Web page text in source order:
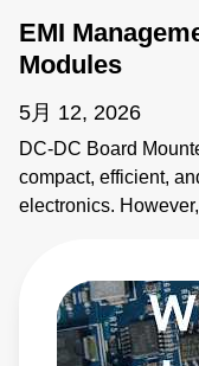
EMI
Modules
5月 12, 2026
DC-DC Board
compact, efficient,
electronics.
and how to apply
https://bit.ly/4bEyhiY